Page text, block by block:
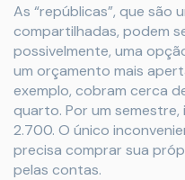
As “repúblicas”, que são
compartilhadas, podem
possivelmente, uma
um orçamento mais
exemplo, cobram cerca
quarto. Por um
2.700. O único
precisa comprar sua
pelas contas.